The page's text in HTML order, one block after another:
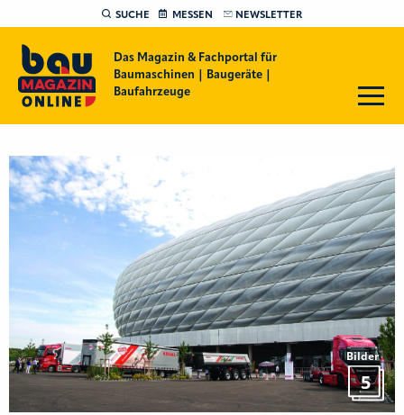
SUCHE MESSEN NEWSLETTER
Das Magazin & Fachportal für
Baumaschinen | Baugeräte |
Baufahrzeuge
Bilder
5